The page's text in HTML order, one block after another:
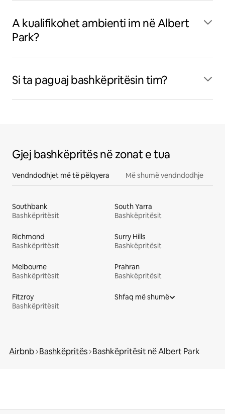
A kualifikohet ambienti im në Albert
Park?
Si ta paguaj bashkëpritësin tim?
Gjej bashkëpritës në zonat e tua
Vendndodhjet më të pëlqyera Më shumë vendndodhje
Southbank
Bashkëpritësit
South Yarra
Bashkëpritësit
Richmond
Bashkëpritësit
Surry Hills
Bashkëpritësit
Melbourne
Bashkëpritësit
Prahran
Bashkëpritësit
Fitzroy
Bashkëpritësit
Shfaq më shumë
Airbnb Bashkëpritës Bashkëpritësit në Albert Park